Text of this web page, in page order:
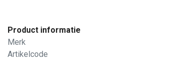
Product informatie
Merk
Artikelcode